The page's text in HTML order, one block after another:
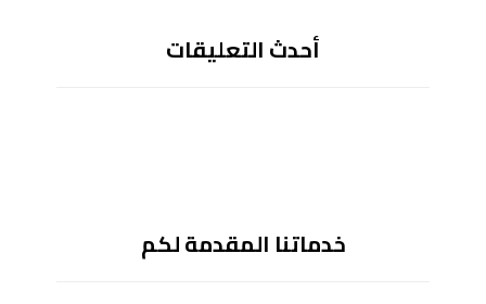
أحدث التعليقات
خدماتنا المقدمة لكم